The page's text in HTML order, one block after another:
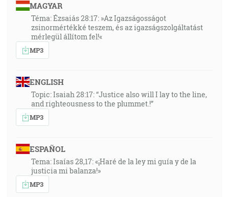
MAGYAR
Téma: Ézsaiás 28:17: »Az Igazságosságot
zsinormértékké teszem, és az igazságszolgáltatást
mérlegül állítom fel!«
MP3
ENGLISH
Topic: Isaiah 28:17: “Justice also will I lay to the line,
and righteousness to the plummet.!”
MP3
ESPAÑOL
Tema: Isaías 28,17: «¡Haré de la ley mi guía y de la
justicia mi balanza!»
MP3